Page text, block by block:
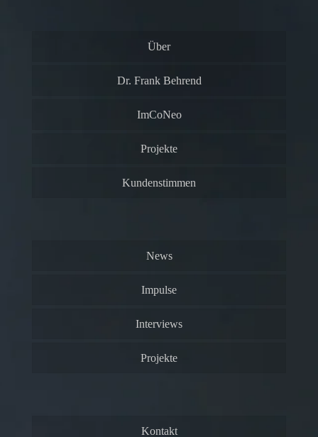
Über
Dr. Frank Behrend
ImCoNeo
Projekte
Kundenstimmen
News
Impulse
Interviews
Projekte
Kontakt